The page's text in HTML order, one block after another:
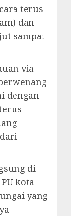
terus
dan
sampai
via
dengan
di
kota
yang